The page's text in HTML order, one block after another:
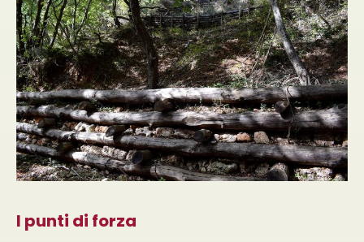
I punti di forza